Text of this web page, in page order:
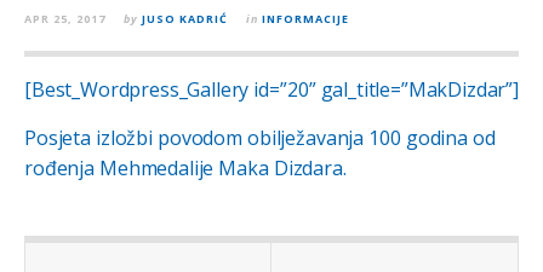
APR 25, 2017 by JUSO KADRIĆ in INFORMACIJE
[Best_Wordpress_Gallery id=”20” gal_title=”MakDizdar”]
Posjeta izložbi povodom obilježavanja 100 godina od
rođenja Mehmedalije Maka Dizdara.